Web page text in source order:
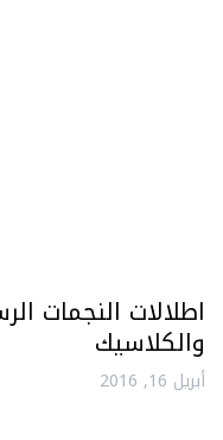
اطلالات النجمات
والكلاسيك
أبريل 16, 2016